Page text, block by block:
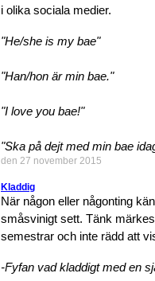
i olika sociala medier.
"He/she is my bae"
"Han/hon är min bae."
"I love you bae!"
"Ska på dejt med min bae
den 27 november 2015
Kladdig
När någon eller någonting
småsvinigt sett. Tänk
semestrar och inte rädd att
-Fyfan vad kladdigt med en